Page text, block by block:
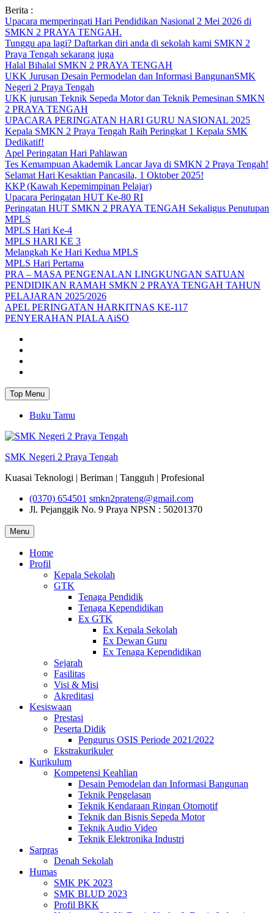
Skip
to
content
Berita :
Upacara memperingati Hari Pendidikan Nasional 2 Mei 2026 di
SMKN 2 PRAYA TENGAH.
Tunggu apa lagi? Daftarkan diri anda di sekolah kami SMKN 2
Praya Tengah sekarang juga
Halal Bihalal SMKN 2 PRAYA TENGAH
UKK Jurusan Desain Permodelan dan Informasi BangunanSMK
Negeri 2 Praya Tengah
UKK jurusan Teknik Sepeda Motor dan Teknik Pemesinan SMKN
2 PRAYA TENGAH
UPACARA PERINGATAN HARI GURU NASIONAL 2025
Kepala SMKN 2 Praya Tengah Raih Peringkat 1 Kepala SMK
Dedikatif!
Apel Peringatan Hari Pahlawan
Tes Kemampuan Akademik Lancar Jaya di SMKN 2 Praya Tengah!
Selamat Hari Kesaktian Pancasila, 1 Oktober 2025!
KKP (Kawah Kepemimpinan Pelajar)
Upacara Peringatan HUT Ke-80 RI
Peringatan HUT SMKN 2 PRAYA TENGAH Sekaligus Penutupan
MPLS
MPLS Hari Ke-4
MPLS HARI KE 3
Melangkah Ke Hari Kedua MPLS
MPLS Hari Pertama
PRA – MASA PENGENALAN LINGKUNGAN SATUAN
PENDIDIKAN RAMAH SMKN 2 PRAYA TENGAH TAHUN
PELAJARAN 2025/2026
APEL PERINGATAN HARKITNAS KE-117
PENYERAHAN PIALA AiSO
Top Menu
Buku Tamu
SMK Negeri 2 Praya Tengah
Kuasai Teknologi | Beriman | Tangguh | Profesional
(0370) 654501 smkn2prateng@gmail.com
Jl. Pejanggik No. 9 Praya NPSN : 50201370
Menu
Home
Profil
Kepala Sekolah
GTK
Tenaga Pendidik
Tenaga Kependidikan
Ex GTK
Ex Kepala Sekolah
Ex Dewan Guru
Ex Tenaga Kependidikan
Sejarah
Fasilitas
Visi & Misi
Akreditasi
Kesiswaan
Prestasi
Peserta Didik
Pengurus OSIS Periode 2021/2022
Ekstrakurikuler
Kurikulum
Kompetensi Keahlian
Desain Pemodelan dan Informasi Bangunan
Teknik Pengelasan
Teknik Kendaraan Ringan Otomotif
Teknik dan Bisnis Sepeda Motor
Teknik Audio Video
Teknik Elektronika Industri
Sarpras
Denah Sekolah
Humas
SMK PK 2023
SMK BLUD 2023
Profil BKK